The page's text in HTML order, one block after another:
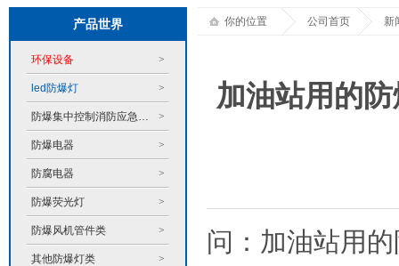
产品世界
环保设备 >
led防爆灯 >
防爆集中控制消防应急系统 >
防爆电器 >
防腐电器 >
防爆荧光灯 >
防爆风机管件类 >
其他防爆灯类 >
你的位置 公司首页 新
加油站用的
问：加油站用